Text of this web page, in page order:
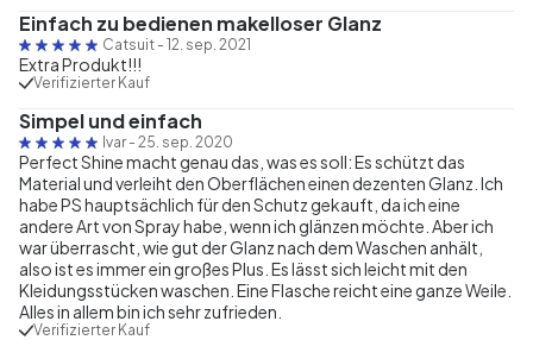
Einfach zu bedienen makelloser Glanz
Catsuit - 12. sep. 2021
Extra Produkt!!!
Verifizierter Kauf
Simpel und einfach
Ivar - 25. sep. 2020
Perfect Shine macht genau das, was es soll: Es schützt das
Material und verleiht den Oberflächen einen dezenten Glanz. Ich
habe PS hauptsächlich für den Schutz gekauft, da ich eine
andere Art von Spray habe, wenn ich glänzen möchte. Aber ich
war überrascht, wie gut der Glanz nach dem Waschen anhält,
also ist es immer ein großes Plus. Es lässt sich leicht mit den
Kleidungsstücken waschen. Eine Flasche reicht eine ganze Weile.
Alles in allem bin ich sehr zufrieden.
Verifizierter Kauf